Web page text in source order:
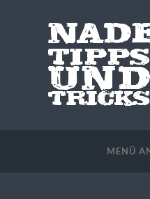
MENÜ